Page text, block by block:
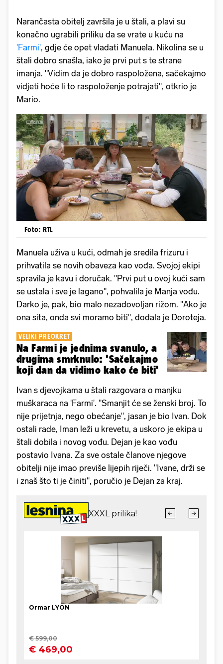
Narančasta obitelj završila je u štali, a plavi su
konačno ugrabili priliku da se vrate u kuću na
'Farmi', gdje će opet vladati Manuela. Nikolina se u
štali dobro snašla, iako je prvi put s te strane
imanja. "Vidim da je dobro raspoložena, sačekajmo
vidjeti hoće li to raspoloženje potrajati", otkrio je
Mario.
Foto: RTL
Manuela uživa u kući, odmah je sredila frizuru i
prihvatila se novih obaveza kao vođa. Svojoj ekipi
spravila je kavu i doručak. "Prvi put u ovoj kući sam
se ustala i sve je lagano", pohvalila je Manja vođu.
Darko je, pak, bio malo nezadovoljan rižom. "Ako je
ona sita, onda svi moramo biti", dodala je Doroteja.
VELIKI PREOKRET
Na Farmi je jednima svanulo, a
drugima smrknulo: 'Sačekajmo
koji dan da vidimo kako će biti'
Ivan s djevojkama u štali razgovara o manjku
muškaraca na 'Farmi'. "Smanjit će se ženski broj. To
nije prijetnja, nego obećanje", jasan je bio Ivan. Dok
ostali rade, Iman leži u krevetu, a uskoro je ekipa u
štali dobila i novog vođu. Dejan je kao vođu
postavio Ivana. Za sve ostale članove njegove
obitelji nije imao previše lijepih riječi. "Ivane, drži se
i znaš što ti je činiti", poručio je Dejan za kraj.